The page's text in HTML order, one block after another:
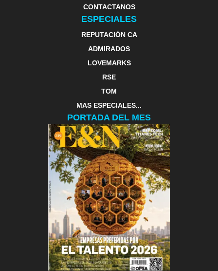
CONTACTANOS
ESPECIALES
REPUTACIÓN CA
ADMIRADOS
LOVEMARKS
RSE
TOM
MAS ESPECIALES...
PORTADA DEL MES